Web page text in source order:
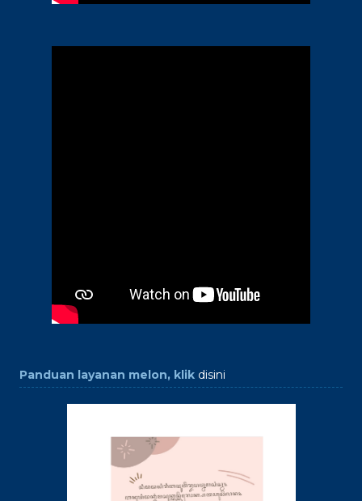
Panduan layanan melon, klik disini